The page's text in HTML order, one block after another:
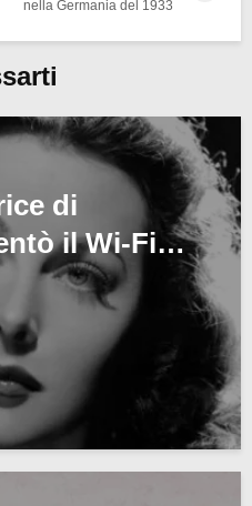
nella Germania del 1933
di
il Wi-Fi…